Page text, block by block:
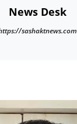
News Desk
sashaktnews.com